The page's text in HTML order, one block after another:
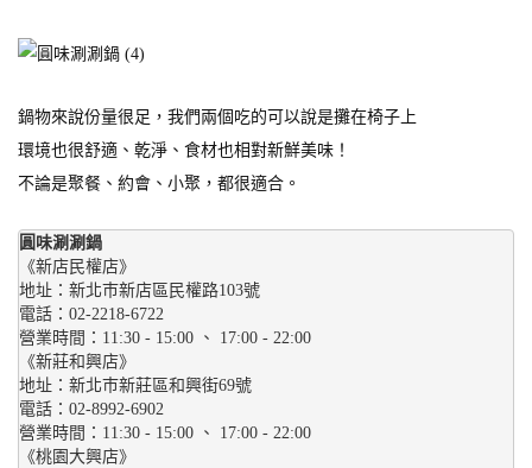
鍋物來說份量很足，我們兩個吃的可以說是攤在椅子上
環境也很舒適、乾淨、食材也相對新鮮美味！
不論是聚餐、約會、小聚，都很適合。
圓味涮涮鍋
《新店民權店》
地址：新北巿新店區民權路103號
電話：02-2218-6722
營業時間：11:30 - 15:00 、 17:00 - 22:00
《新莊和興店》
地址：新北巿新莊區和興街69號
電話：02-8992-6902
營業時間：11:30 - 15:00 、 17:00 - 22:00
《桃園大興店》